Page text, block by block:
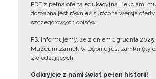
PDF z pełną ofertą edukacyjną i lekcjami
dostępna jest również skrócona wersja
szczegółowych opisów.
PS. Informujemy, że z dniem 1 grudnia 2025
Muzeum Zamek w Dębnie jest zamknięty
zwiedzających.
Odkryjcie z nami świat pełen historii!